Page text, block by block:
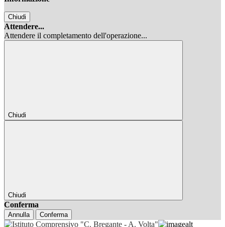
Chiudi
Attendere...
Attendere il completamento dell'operazione...
Chiudi
Chiudi
Conferma
Annulla Conferma